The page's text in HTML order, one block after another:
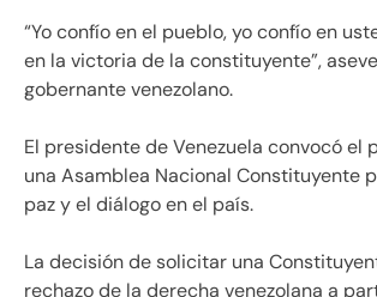
“Yo confío en el pueblo, yo confío en
en la victoria de la constituyente”,
gobernante venezolano.
El presidente de Venezuela convocó el
una Asamblea Nacional Constituyente
paz y el diálogo en el país.
La decisión de solicitar una
rechazo de la derecha venezolana a